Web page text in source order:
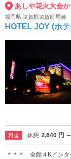
あしや花火大会
福岡県 遠賀郡遠賀町尾崎
HOTEL JOY (ホ
料金 休憩 2,640 円 ～
＊＊＊ 全館４Kイン